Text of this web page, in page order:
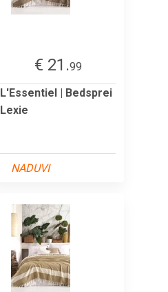
€ 21.99
L'Essentiel | Bedsprei
Lexie
NADUVI